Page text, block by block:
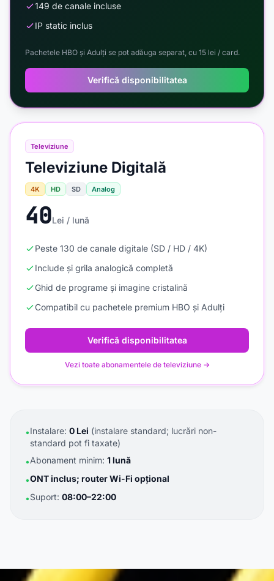
Televiziune
Televiziune Digitală
4K HD SD Analog
40Lei / lună
Peste 130 de canale digitale (SD / HD / 4K)
Include și grila analogică completă
Ghid de programe și imagine cristalină
Compatibil cu pachetele premium HBO și Adulți
Verifică disponibilitatea
Vezi toate abonamentele de televiziune →
149 de canale incluse
IP static inclus
Pachetele HBO și Adulți se pot adăuga separat, cu 15 lei / card.
Verifică disponibilitatea
•Instalare: 0 Lei (instalare standard; lucrări non-
standard pot fi taxate)
•Abonament minim: 1 lună
•ONT inclus; router Wi-Fi opțional
•Suport: 08:00–22:00